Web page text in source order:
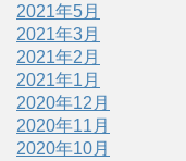
2021年5月
2021年3月
2021年2月
2021年1月
2020年12月
2020年11月
2020年10月